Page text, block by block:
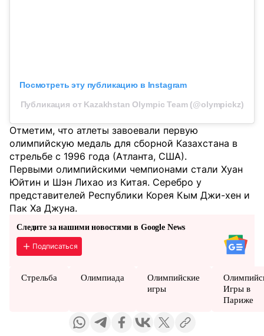
Посмотреть эту публикацию в Instagram
Публикация от Kazakhstan Olympic Team (@olympickz)
Отметим, что атлеты завоевали первую
олимпийскую медаль для сборной Казахстана в
стрельбе с 1996 года (Атланта, США).
Первыми олимпийскими чемпионами стали Хуан
Юйтин и Шэн Лихао из Китая. Серебро у
представителей Республики Корея Кым Джи-хен и
Пак Ха Джуна.
Следите за нашими новостями в Google News
Подписаться
Стрельба Олимпиада
Олимпийские
игры
Игры в
Париже